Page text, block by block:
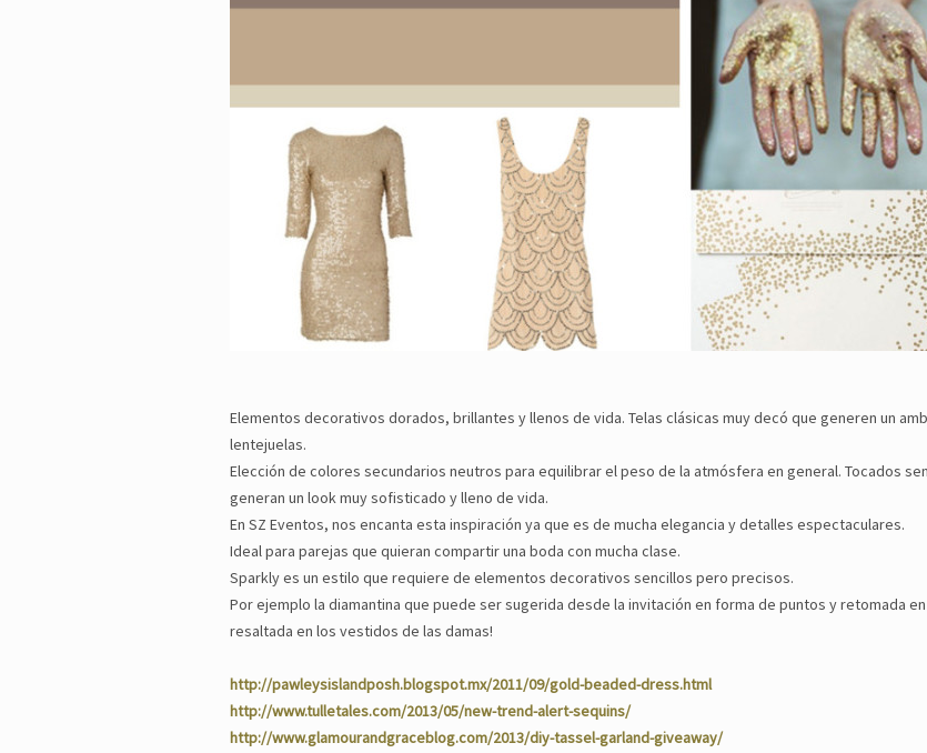
Elementos decorativos dorados, brillantes y llenos de vida. Telas clásicas muy decó que generen un
lentejuelas.
Elección de colores secundarios neutros para equilibrar el peso de la atmósfera en general. Tocados
generan un look muy sofisticado y lleno de vida.
En SZ Eventos, nos encanta esta inspiración ya que es de mucha elegancia y detalles espectaculares.
Ideal para parejas que quieran compartir una boda con mucha clase.
Sparkly es un estilo que requiere de elementos decorativos sencillos pero precisos.
Por ejemplo la diamantina que puede ser sugerida desde la invitación en forma de puntos y retomada
resaltada en los vestidos de las damas!
http://pawleysislandposh.blogspot.mx/2011/09/gold-beaded-dress.html
http://www.tulletales.com/2013/05/new-trend-alert-sequins/
http://www.glamourandgraceblog.com/2013/diy-tassel-garland-giveaway/